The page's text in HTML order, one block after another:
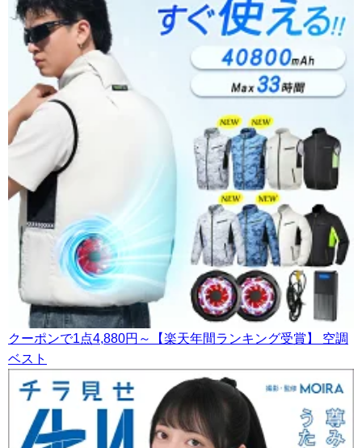
クーポンで1点4,880円～【楽天年間ランキング受賞】 空調
ベスト